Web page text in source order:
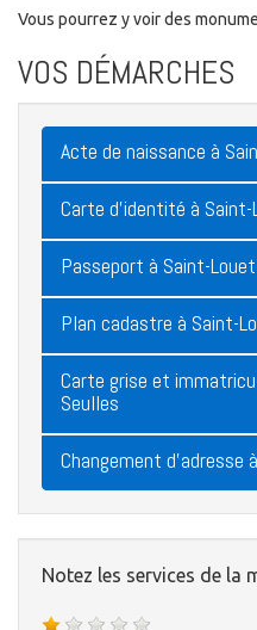
Vous pourrez y voir des
VOS DÉMARCHES
Acte de naissance à
Carte d'identité à
Passeport à Saint-
Plan cadastre à Saint-
Carte grise et
Seulles
Changement d'adresse
Notez les services de la